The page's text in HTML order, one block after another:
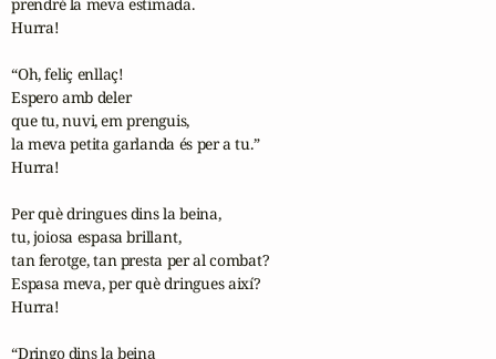
Hurra!
“Oh, feliç enllaç!
Espero amb deler
que tu, nuvi, em prenguis,
la meva petita garlanda és per a tu.”
Hurra!
Per què dringues dins la beina,
tu, joiosa espasa brillant,
tan ferotge, tan presta per al combat?
Espasa meva, per què dringues així?
Hurra!
“Dringo dins la beina